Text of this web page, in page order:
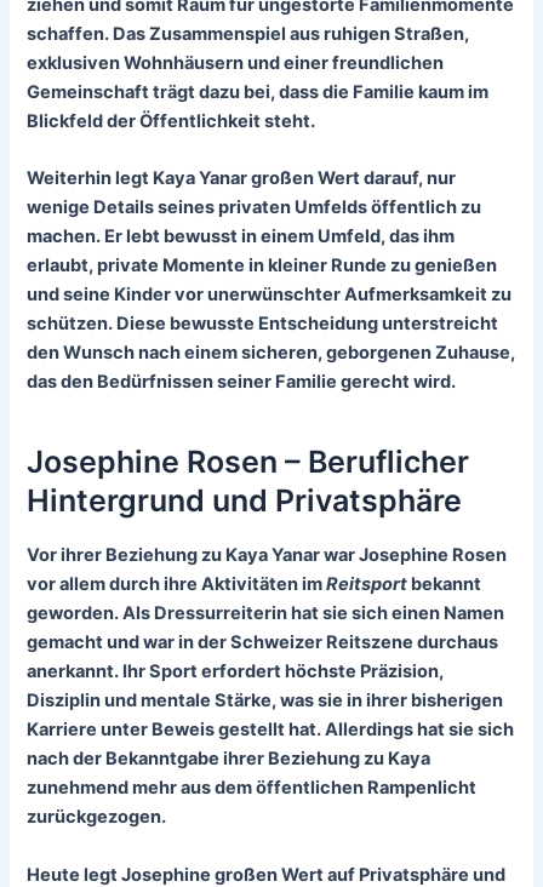
ziehen und somit Raum für ungestörte Familienmomente
schaffen. Das Zusammenspiel aus ruhigen Straßen,
exklusiven Wohnhäusern und einer freundlichen
Gemeinschaft trägt dazu bei, dass die Familie kaum im
Blickfeld der Öffentlichkeit steht.
Weiterhin legt Kaya Yanar großen Wert darauf, nur
wenige Details seines privaten Umfelds öffentlich zu
machen. Er lebt bewusst in einem Umfeld, das ihm
erlaubt, private Momente in kleiner Runde zu genießen
und seine Kinder vor unerwünschter Aufmerksamkeit zu
schützen. Diese bewusste Entscheidung unterstreicht
den Wunsch nach einem sicheren, geborgenen Zuhause,
das den Bedürfnissen seiner Familie gerecht wird.
Josephine Rosen – Beruflicher
Hintergrund und Privatsphäre
Vor ihrer Beziehung zu Kaya Yanar warJosephine Rosen
vor allem durch ihre Aktivitäten imReitsport bekannt
geworden. Als Dressurreiterin hat sie sich einen Namen
gemacht und war in der Schweizer Reitszene durchaus
anerkannt. Ihr Sport erfordert höchste Präzision,
Disziplin und mentale Stärke, was sie in ihrer bisherigen
Karriere unter Beweis gestellt hat. Allerdings hat sie sich
nach der Bekanntgabe ihrer Beziehung zu Kaya
zunehmend mehr aus dem öffentlichen Rampenlicht
zurückgezogen.
Heute legt Josephine großen Wert auf Privatsphäre und